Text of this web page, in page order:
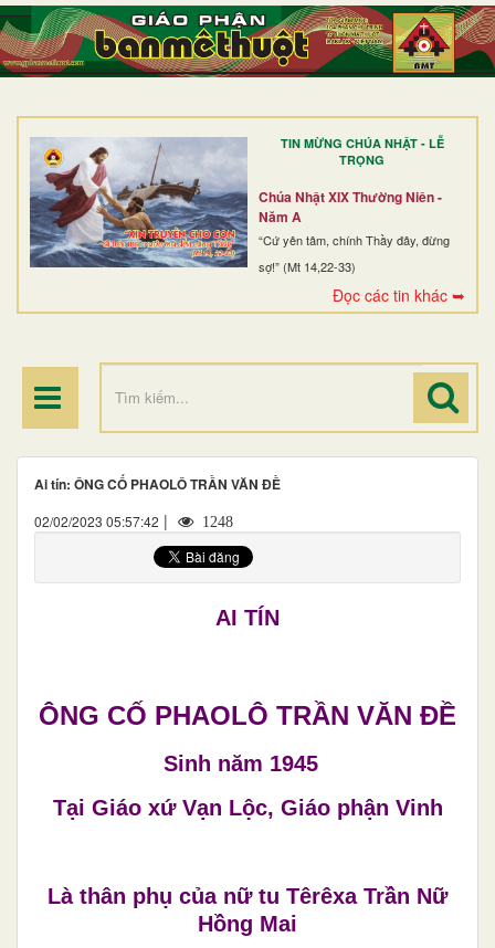
TIN MỪNG CHÚA NHẬT - LỄ
TRỌNG
Chúa Nhật XIX Thường Niên -
Năm A
“Cứ yên tâm, chính Thầy đây, đừng
sợ!” (Mt 14,22-33)
Đọc các tin khác ➥
TRANG NHẤT
GIỚI THIỆU
DÒNG TU
BAN MỤC VỤ
ĐOÀN THỂ CG
Ai tín: ÔNG CỐ PHAOLÔ TRẦN VĂN ĐỀ
02/02/2023 05:57:42 | 1248
AI TÍN
ÔNG CỐ PHAOLÔ TRẦN VĂN ĐỀ
Sinh năm 1945
Tại Giáo xứ Vạn Lộc, Giáo phận Vinh
Là thân phụ của nữ tu Têrêxa Trần Nữ
Hồng Mai